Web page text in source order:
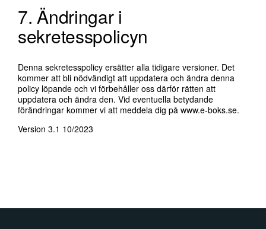
7. Ändringar i
sekretesspolicyn
Denna sekretesspolicy ersätter alla tidigare versioner. Det
kommer att bli nödvändigt att uppdatera och ändra denna
policy löpande och vi förbehåller oss därför rätten att
uppdatera och ändra den. Vid eventuella betydande
förändringar kommer vi att meddela dig på www.e-boks.se.
Version 3.1 10/2023